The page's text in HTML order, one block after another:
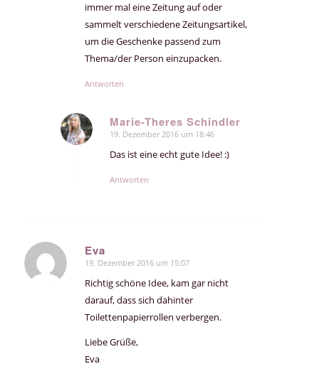
immer mal eine Zeitung auf oder
sammelt verschiedene Zeitungsartikel,
um die Geschenke passend zum
Thema/der Person einzupacken.
Antworten
Marie-Theres Schindler
sagte:
19. Dezember 2016 um 18:46
Das ist eine echt gute Idee! :)
Antworten
Eva
sagte:
19. Dezember 2016 um 15:07
Richtig schöne Idee, kam gar nicht
darauf, dass sich dahinter
Toilettenpapierrollen verbergen.
Liebe Grüße,
Eva